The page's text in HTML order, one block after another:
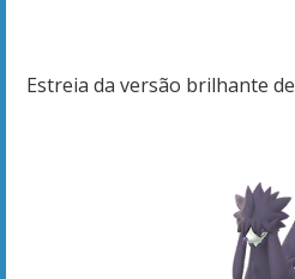
Estreia da versão brilhante de